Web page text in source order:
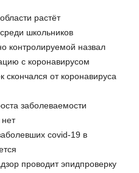
растёт
школьников
контролируемой назвал
с коронавирусом
от коронавируса
заболеваемости
covid-19 в
проводит эпидпроверку